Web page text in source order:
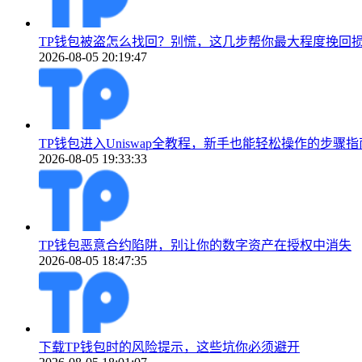
TP钱包被盗怎么找回？别慌，这几步帮你最大程度挽回
2026-08-05 20:19:47
TP钱包进入Uniswap全教程，新手也能轻松操作的步骤指
2026-08-05 19:33:33
TP钱包恶意合约陷阱，别让你的数字资产在授权中消失
2026-08-05 18:47:35
下载TP钱包时的风险提示，这些坑你必须避开